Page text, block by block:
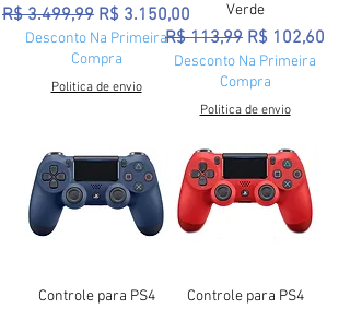
Preço normal
R$ 3.499,99 Preço promocional
R$ 3.150,00
Desconto Na Primeira
Compra
Politica de envio
Verde
Preço normal
R$ 113,99 Preço
R$ 102,60
Desconto Na Primeira
Compra
Politica de envio
Controle para PS4
Controle para PS4